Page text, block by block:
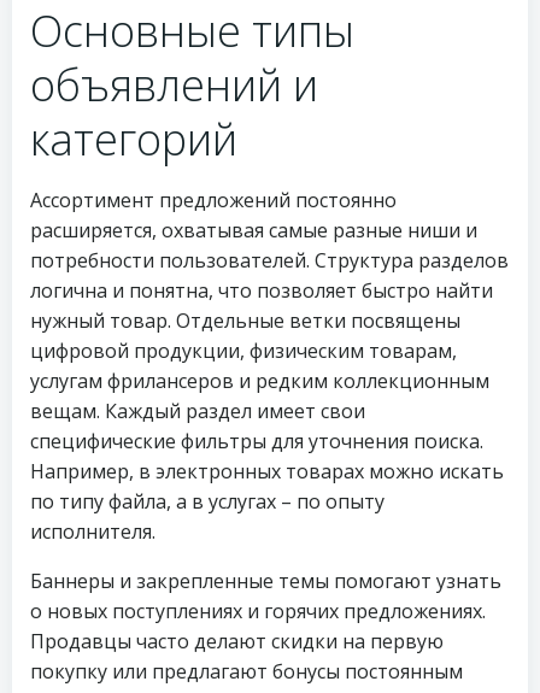
Основные типы
объявлений и
категорий
Ассортимент предложений постоянно
расширяется, охватывая самые разные ниши и
потребности пользователей. Структура разделов
логична и понятна, что позволяет быстро найти
нужный товар. Отдельные ветки посвящены
цифровой продукции, физическим товарам,
услугам фрилансеров и редким коллекционным
вещам. Каждый раздел имеет свои
специфические фильтры для уточнения поиска.
Например, в электронных товарах можно искать
по типу файла, а в услугах – по опыту
исполнителя.
Баннеры и закрепленные темы помогают узнать
о новых поступлениях и горячих предложениях.
Продавцы часто делают скидки на первую
покупку или предлагают бонусы постоянным